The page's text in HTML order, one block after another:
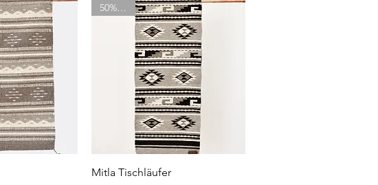
Schnellansicht
50% OFF
Mitla Tischläufer